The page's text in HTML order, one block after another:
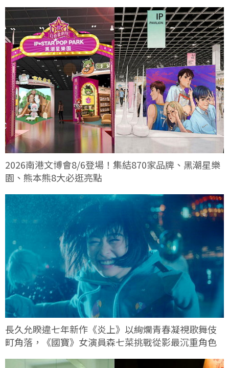
2026南港文博會8/6登場！集結870家品牌、黑潮星樂
園、熊本熊8大必逛亮點
長久允睽違七年新作《炎上》以絢爛青春凝視歌舞伎
町角落，《國寶》女演員森七菜挑戰從影最沉重角色